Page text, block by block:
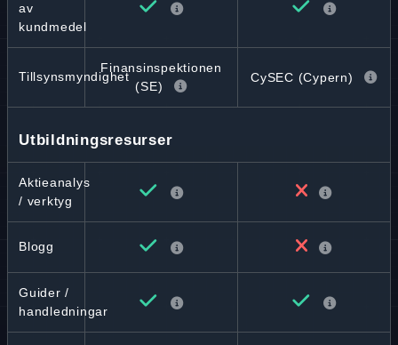
av
kundmedel
Tillsynsmyndighet
Finansinspektionen
(SE)
CySEC (Cypern)
Utbildningsresurser
Aktieanalys
/ verktyg
Blogg
Guider /
handledningar